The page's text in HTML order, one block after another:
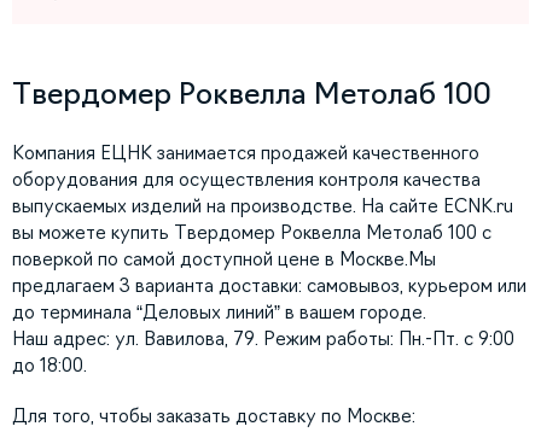
Твердомер Роквелла Метолаб 100
Компания ЕЦНК занимается продажей качественного
оборудования для осуществления контроля качества
выпускаемых изделий на производстве. На сайте ECNK.ru
вы можете купить Твердомер Роквелла Метолаб 100 с
поверкой по самой доступной цене в Москве.Мы
предлагаем 3 варианта доставки: самовывоз, курьером или
до терминала “Деловых линий” в вашем городе.
Наш адрес: ул. Вавилова, 79. Режим работы: Пн.-Пт. с 9:00
до 18:00.
Для того, чтобы заказать доставку по Москве: